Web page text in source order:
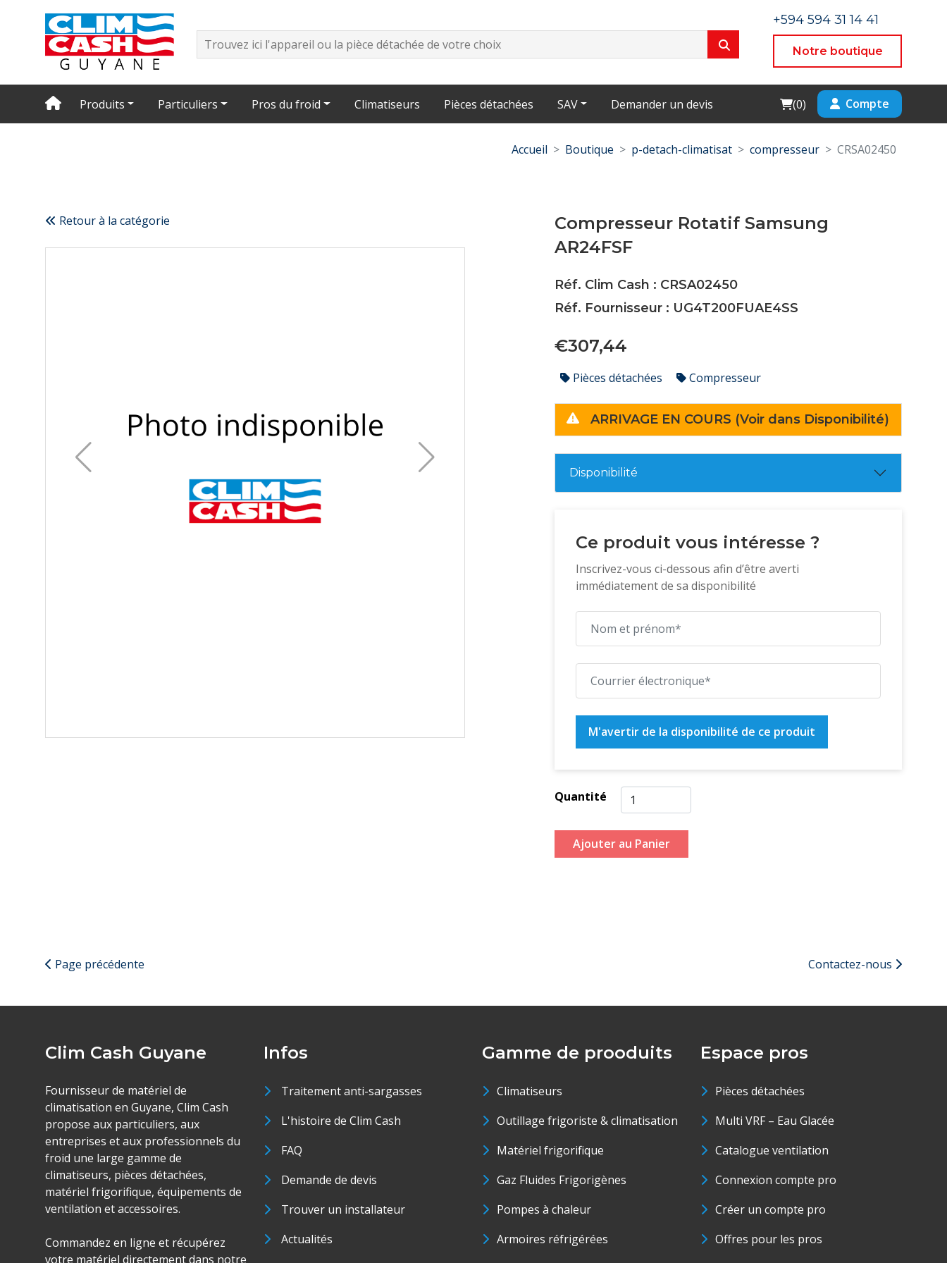
+594 594 31 14 41
Notre boutique
Produits Particuliers Pros du froid Climatiseurs Pièces détachées SAV Demander un devis Cart
(0) Compte
Accueil Boutique p-detach-climatisat compresseur CRSA02450
Retour à la catégorie
Compresseur Rotatif Samsung
AR24FSF
Réf. Clim Cash : CRSA02450
Réf. Fournisseur : UG4T200FUAE4SS
€307,44
Pièces détachées Compresseur
ARRIVAGE EN COURS (Voir dans Disponibilité)
Disponibilité
Ce produit vous intéresse ?
Inscrivez-vous ci-dessous afin d’être averti
immédiatement de sa disponibilité
M'avertir de la disponibilité de ce produit
Quantité
Ajouter au Panier
Page précédente Contactez-nous
Clim Cash Guyane
Fournisseur de matériel de
climatisation en Guyane, Clim Cash
propose aux particuliers, aux
entreprises et aux professionnels du
froid une large gamme de
climatiseurs, pièces détachées,
matériel frigorifique, équipements de
ventilation et accessoires.
Commandez en ligne et récupérez
votre matériel directement dans notre
Infos
Traitement anti-sargasses
L'histoire de Clim Cash
FAQ
Demande de devis
Trouver un installateur
Actualités
Gamme de prooduits
Climatiseurs
Outillage frigoriste & climatisation
Matériel frigorifique
Gaz Fluides Frigorigènes
Pompes à chaleur
Armoires réfrigérées
Espace pros
Pièces détachées
Multi VRF – Eau Glacée
Catalogue ventilation
Connexion compte pro
Créer un compte pro
Offres pour les pros